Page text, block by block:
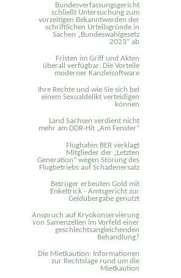
Bundesverfassungsgericht
schließt Untersuchung zum
vorzeitigen Bekanntwerden der
schriftlichen Urteilsgründe in
Sachen „Bundeswahlgesetz
2023“ ab
Fristen im Griff und Akten
überall verfügbar: Die Vorteile
moderner Kanzleisoftware
Ihre Rechte und wie Sie sich bei
einem Sexual­delikt verteidigen
können
Land Sachsen verdient nicht
mehr am DDR-Hit „Am Fenster“
Flughafen BER verklagt
Mitglieder der „Letzten
Generation“ wegen Störung des
Flugbetriebs auf Schadenersatz
Betrüger erbeuten Gold mit
Enkeltrick - Amtsgericht zur
Geldübergabe genutzt
Anspruch auf Kryokonservierung
von Samenzellen im Vorfeld einer
geschlechtsangleichenden
Behandlung?
Die Mietkaution: Informationen
zur Rechtslage rund um die
Mietkaution